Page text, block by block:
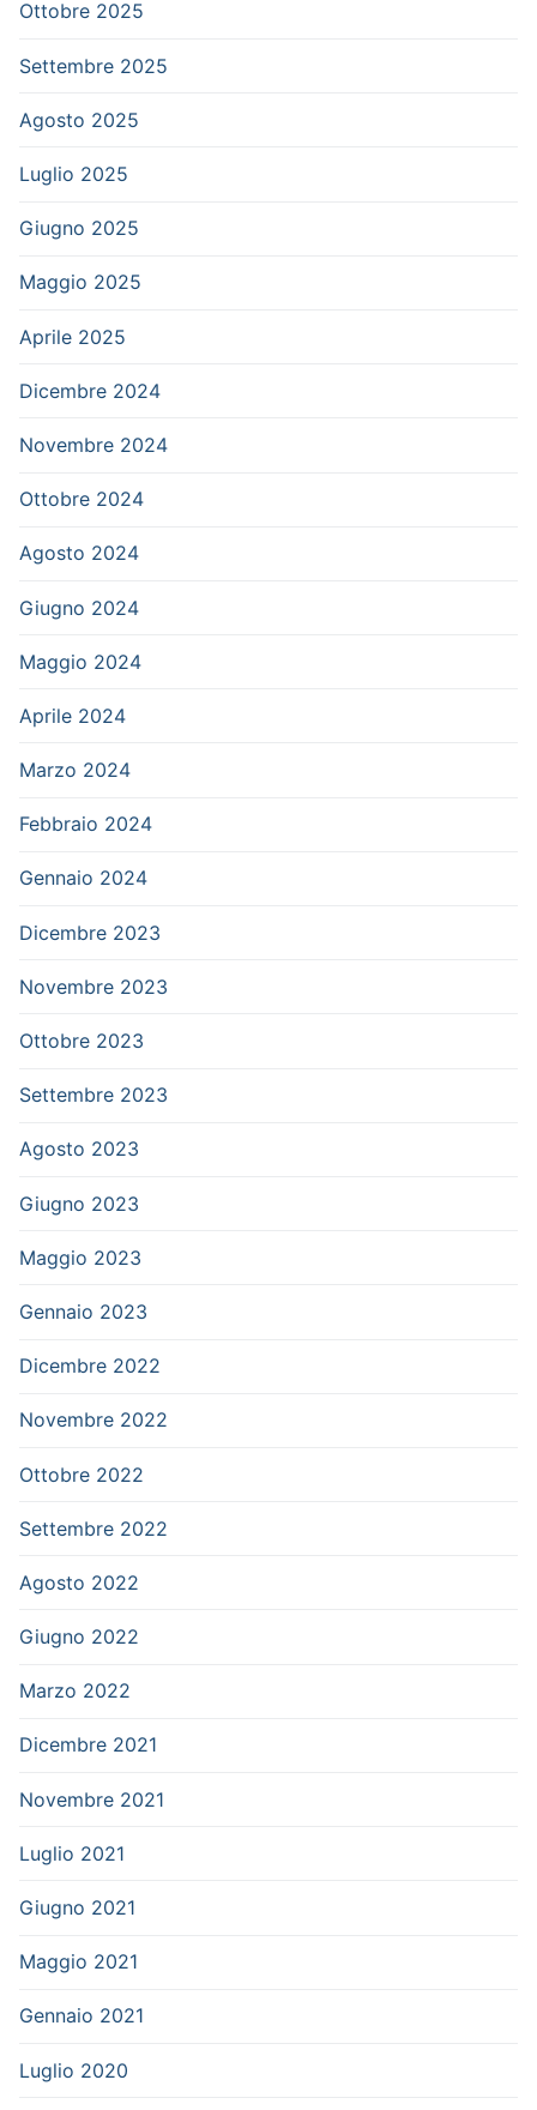
Ottobre 2025
Settembre 2025
Agosto 2025
Luglio 2025
Giugno 2025
Maggio 2025
Aprile 2025
Dicembre 2024
Novembre 2024
Ottobre 2024
Agosto 2024
Giugno 2024
Maggio 2024
Aprile 2024
Marzo 2024
Febbraio 2024
Gennaio 2024
Dicembre 2023
Novembre 2023
Ottobre 2023
Settembre 2023
Agosto 2023
Giugno 2023
Maggio 2023
Gennaio 2023
Dicembre 2022
Novembre 2022
Ottobre 2022
Settembre 2022
Agosto 2022
Giugno 2022
Marzo 2022
Dicembre 2021
Novembre 2021
Luglio 2021
Giugno 2021
Maggio 2021
Gennaio 2021
Luglio 2020